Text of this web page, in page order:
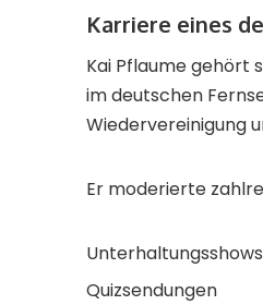
Karriere eines
Kai Pflaume gehört
im deutschen
Wiedervereinigung
Er moderierte
Unterhaltungsshows
Quizsendungen